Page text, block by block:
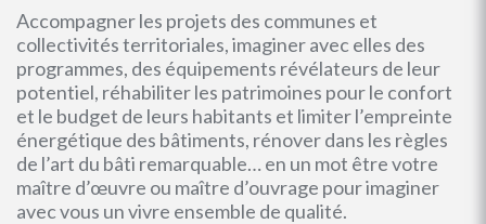
Accompagner les projets des communes et
collectivités territoriales, imaginer avec elles des
programmes, des équipements révélateurs de leur
potentiel, réhabiliter les patrimoines pour le confort
et le budget de leurs habitants et limiter l’empreinte
énergétique des bâtiments, rénover dans les règles
de l’art du bâti remarquable… en un mot être votre
maître d’œuvre ou maître d’ouvrage pour imaginer
avec vous un vivre ensemble de qualité.